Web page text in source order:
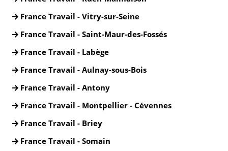
France Travail - Vitry-sur-Seine
France Travail - Saint-Maur-des-Fossés
France Travail - Labège
France Travail - Aulnay-sous-Bois
France Travail - Antony
France Travail - Montpellier - Cévennes
France Travail - Briey
France Travail - Somain